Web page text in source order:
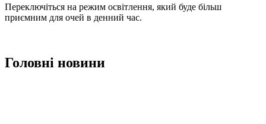
Переключіться на режим освітлення, який буде більш
приємним для очей в денний час.
Головні новини